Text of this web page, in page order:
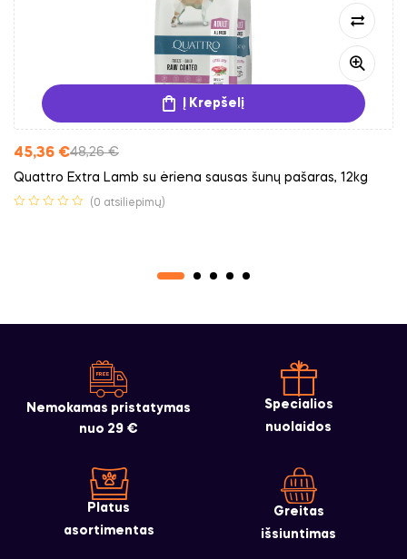
Į Krepšelį
48,26€
45,36 €
Quattro Extra Lamb su ėriena sausas šunų pašaras, 12kg
(0 atsiliepimų)
Nemokamas pristatymas
nuo 29 €
Specialios
nuolaidos
Platus
asortimentas
Greitas
išsiuntimas